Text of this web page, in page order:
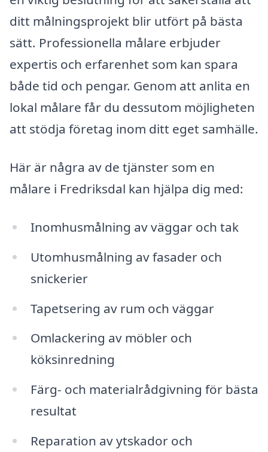
ditt målningsprojekt blir utfört på bästa
sätt. Professionella målare erbjuder
expertis och erfarenhet som kan spara
både tid och pengar. Genom att anlita en
lokal målare får du dessutom möjligheten
att stödja företag inom ditt eget samhälle.
Här är några av de tjänster som en
målare i Fredriksdal kan hjälpa dig med:
Inomhusmålning av väggar och tak
Utomhusmålning av fasader och
snickerier
Tapetsering av rum och väggar
Omlackering av möbler och
köksinredning
Färg- och materialrådgivning för bästa
resultat
Reparation av ytskador och